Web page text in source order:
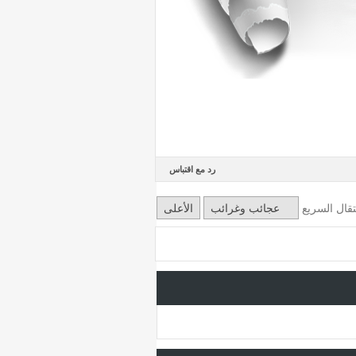
رد مع اقتباس
السريع عجائب وغرائب الأعلى